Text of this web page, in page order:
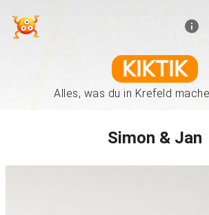
KIKTIK
Alles, was du in Krefeld
Simon & Jan